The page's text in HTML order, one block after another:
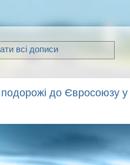
всі дописи
подорожі до Євросоюзу у